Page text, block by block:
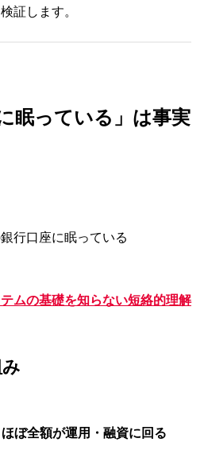
証します。
眠っている」は事実
行口座に眠っている
ムの基礎を知らない短絡的理解
ぼ全額が運用・融資に回る